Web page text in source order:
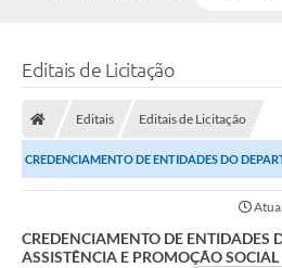
Editais de Licitação
Editais Editais de Licitação
CREDENCIAMENTO DE ENTIDADES DO
CREDENCIAMENTO DE ENTIDADES
ASSISTÊNCIA E PROMOÇÃO SOCIAL